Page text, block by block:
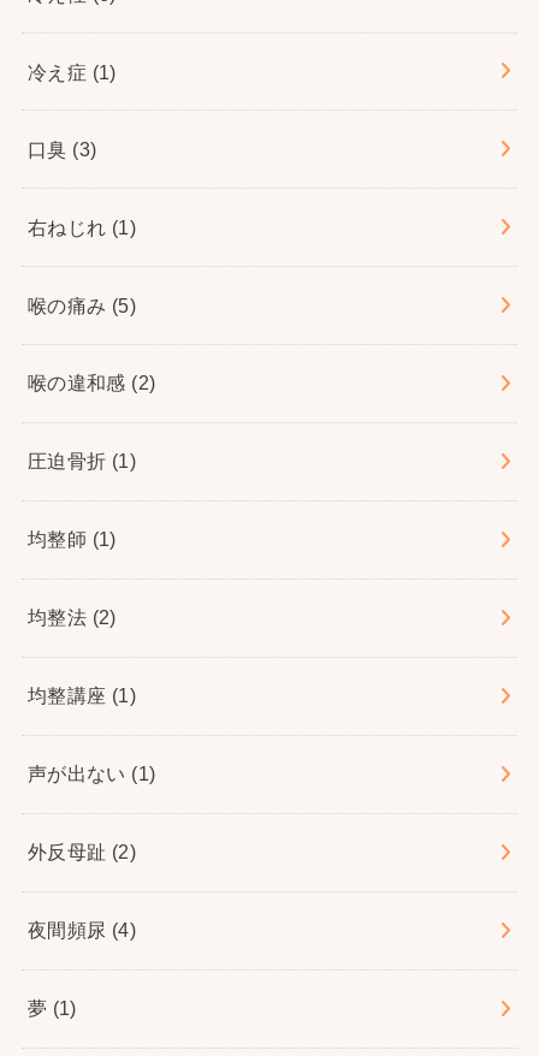
冷え症 (1)
口臭 (3)
右ねじれ (1)
喉の痛み (5)
喉の違和感 (2)
圧迫骨折 (1)
均整師 (1)
均整法 (2)
均整講座 (1)
声が出ない (1)
外反母趾 (2)
夜間頻尿 (4)
夢 (1)